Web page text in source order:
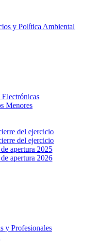
y Política Ambiental
Electrónicas
Menores
del ejercicio
del ejercicio
apertura 2025
apertura 2026
y Profesionales